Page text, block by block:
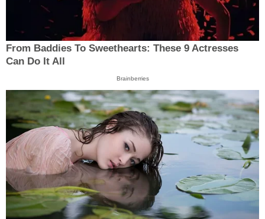
From Baddies To Sweethearts: These 9 Actresses
Can Do It All
Brainberries